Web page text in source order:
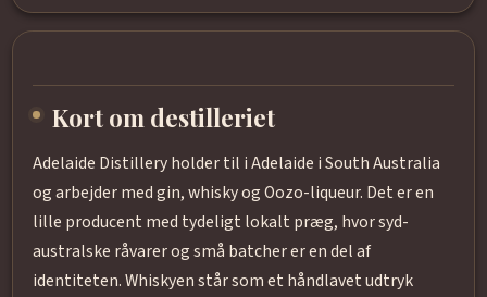
Kort om destilleriet
Adelaide Distillery holder til i Adelaide i South Australia
og arbejder med gin, whisky og Oozo-liqueur. Det er en
lille producent med tydeligt lokalt præg, hvor syd-
australske råvarer og små batcher er en del af
identiteten. Whiskyen står som et håndlavet udtryk